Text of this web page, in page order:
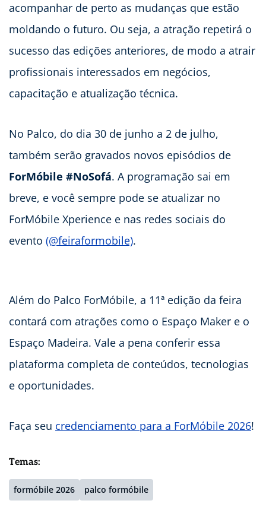
acompanhar de perto as mudanças que estão
moldando o futuro. Ou seja, a atração repetirá o
sucesso das edições anteriores, de modo a atrair
profissionais interessados em negócios,
capacitação e atualização técnica.
No Palco, do dia 30 de junho a 2 de julho,
também serão gravados novos episódios de
ForMóbile #NoSofá. A programação sai em
breve, e você sempre pode se atualizar no
ForMóbile Xperience e nas redes sociais do
evento (@feiraformobile).
Além do Palco ForMóbile, a 11ª edição da feira
contará com atrações como o Espaço Maker e o
Espaço Madeira. Vale a pena conferir essa
plataforma completa de conteúdos, tecnologias
e oportunidades.
Faça seu credenciamento para a ForMóbile 2026!
Temas:
formóbile 2026 palco formóbile